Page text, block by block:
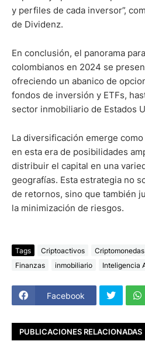
y perfiles de cada inversor”,
de Dividenz.
En conclusión, el panorama
colombianos en 2024 se
ofreciendo un abanico de
fondos de inversión y ETFs,
sector inmobiliario de Estados
La diversificación emerge
en esta era de posibilidades
distribuir el capital en una
geografías. Esta estrategia no
de retornos, sino que también
la minimización de riesgos.
Tags Criptoactivos Criptomonedas
Finanzas
inmobiliario Inteligencia
Facebook
PUBLICACIONES RELACIONADAS